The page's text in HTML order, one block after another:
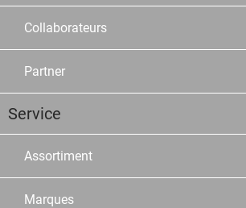
Collaborateurs
Partner
Service
Assortiment
Marques